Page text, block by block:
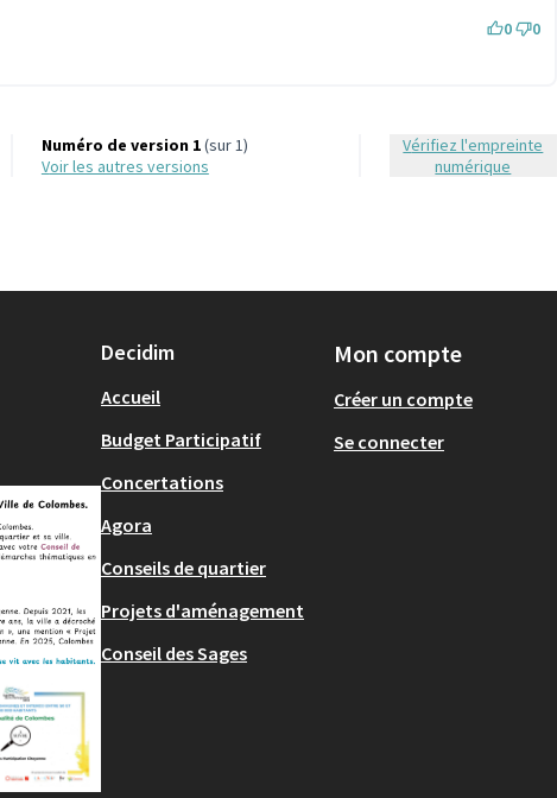
0 0
Numéro de version 1(sur 1)
voir les autres versions
Vérifiez l'empreinte
numérique
Decidim
Accueil
Budget Participatif
Concertations
Agora
Conseils de quartier
Projets d'aménagement
Conseil des Sages
Mon compte
Créer un compte
Se connecter